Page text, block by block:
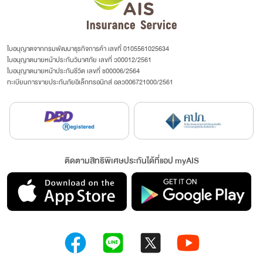
ใบอนุญาตจากกรมพัฒนาธุรกิจการค้า เลขที่ 0105561025634
ใบอนุญาตนายหน้าประกันวินาศภัย เลขที่ ว00012/2561
ใบอนุญาตนายหน้าประกันชีวิต เลขที่ ช00006/2564
ทะเบียนการขายประกันภัยอิเล็กทรอนิกส์ อลว006721000/2561
ติดตามสิทธิพิเศษประกันได้ที่แอป myAIS